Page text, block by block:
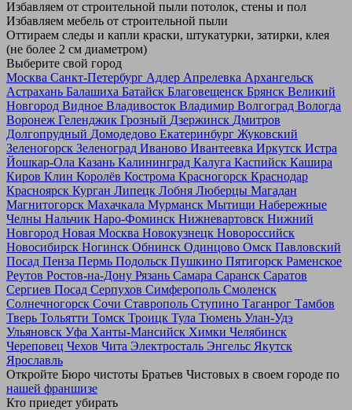
Избавляем от строительной пыли потолок, стены и пол
Избавляем мебель от строительной пыли
Оттираем следы и капли краски, штукатурки, затирки, клея
(не более 2 см диаметром)
Выберите свой город
Москва Санкт-Петербург Адлер Апрелевка Архангельск
Астрахань Балашиха Батайск Благовещенск Брянск Великий
Новгород Видное Владивосток Владимир Волгоград Вологда
Воронеж Геленджик Грозный Дзержинск Дмитров
Долгопрудный Домодедово Екатеринбург Жуковский
Зеленогорск Зеленоград Иваново Ивантеевка Иркутск Истра
Йошкар-Ола Казань Калининград Калуга Каспийск Кашира
Киров Клин Королёв Кострома Красногорск Краснодар
Красноярск Курган Липецк Лобня Люберцы Магадан
Магнитогорск Махачкала Мурманск Мытищи Набережные
Челны Нальчик Наро-Фоминск Нижневартовск Нижний
Новгород Новая Москва Новокузнецк Новороссийск
Новосибирск Ногинск Обнинск Одинцово Омск Павловский
Посад Пенза Пермь Подольск Пушкино Пятигорск Раменское
Реутов Ростов-на-Дону Рязань Самара Саранск Саратов
Сергиев Посад Серпухов Симферополь Смоленск
Солнечногорск Сочи Ставрополь Ступино Таганрог Тамбов
Тверь Тольятти Томск Троицк Тула Тюмень Улан-Удэ
Ульяновск Уфа Ханты-Мансийск Химки Челябинск
Череповец Чехов Чита Электросталь Энгельс Якутск
Ярославль
Откройте Бюро чистоты Братьев Чистовых в своем городе по
нашей франшизе
Кто приедет убирать